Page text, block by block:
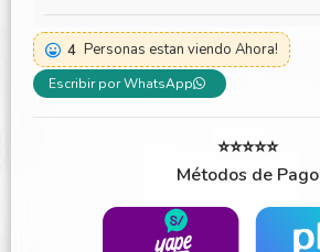
4 Personas estan viendo Ahora!
Escribir por WhatsApp
⭐⭐⭐⭐⭐
Métodos de Pago